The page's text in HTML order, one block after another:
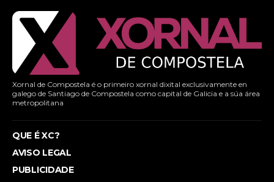
Xornal de Compostela é o primeiro xornal dixital exclusivamente en
galego de Santiago de Compostela como capital de Galicia e a súa área
metropolitana
QUE É XC?
AVISO LEGAL
PUBLICIDADE